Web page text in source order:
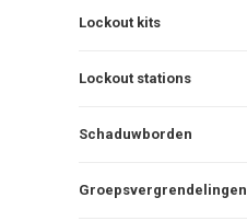
Lockout kits
Lockout stations
Schaduwborden
Groepsvergrendelingen